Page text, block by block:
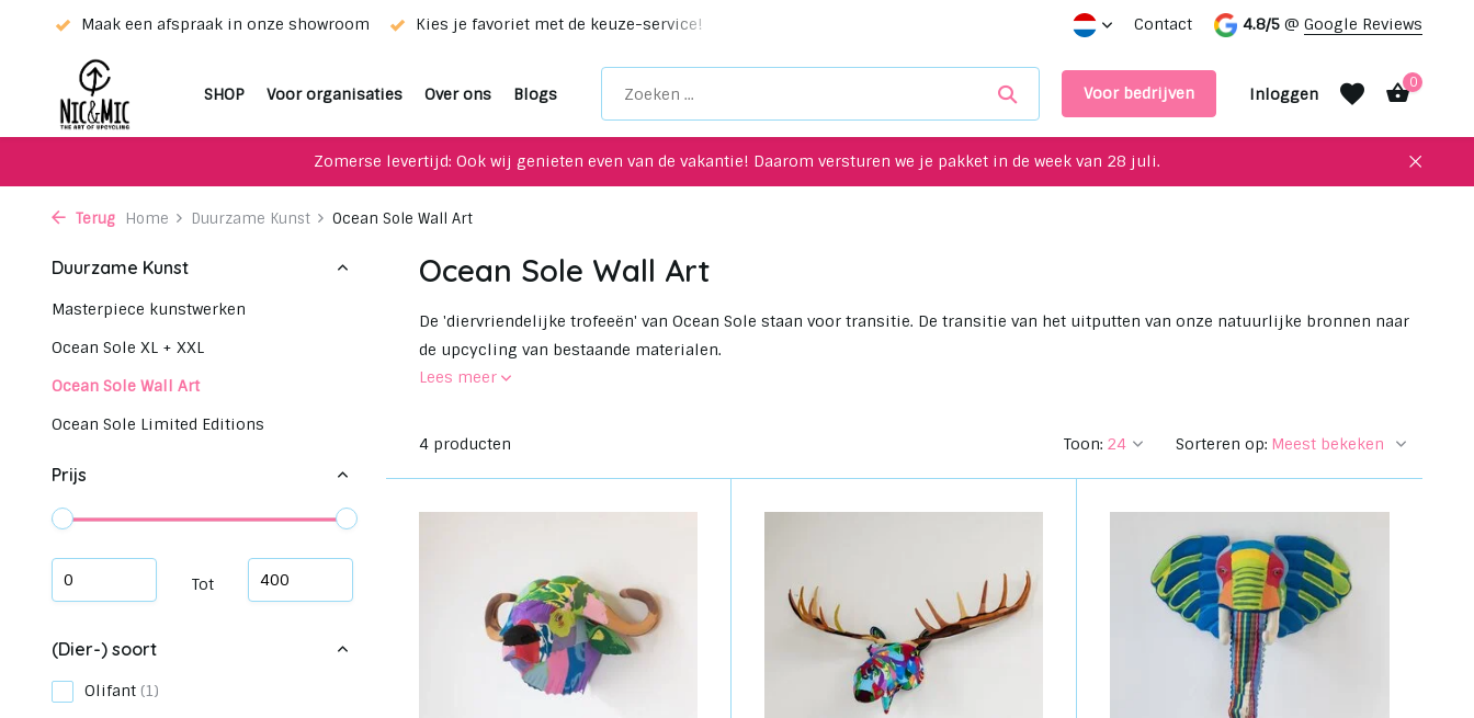
showroom Kies je favoriet met de keuze-service! Unieke upcycling items voor je interieur! Maak een afspraak in onze showroom Contact 4.8/5 @ Google Reviews
SHOP Voor organisaties Over ons Blogs Voor bedrijven Inloggen
0
Zomerse levertijd: Ook wij genieten even van de vakantie! Daarom versturen we je pakket in de week van 28 juli.
Terug Home Duurzame Kunst Ocean Sole Wall Art
Duurzame Kunst
Masterpiece kunstwerken
Ocean Sole XL + XXL
Ocean Sole Wall Art
Ocean Sole Limited Editions
Prijs
Tot
(Dier-) soort
Olifant (1)
Ocean Sole Wall Art
De 'diervriendelijke trofeeën' van Ocean Sole staan voor transitie. De transitie van het uitputten van onze natuurlijke bronnen naar
de upcycling van bestaande materialen.
Lees meer
4 producten Toon: Sorteren op: